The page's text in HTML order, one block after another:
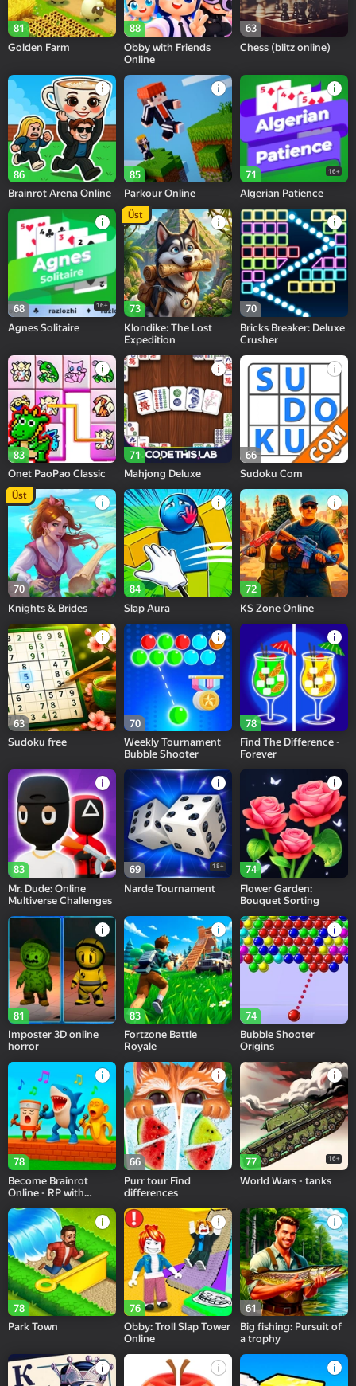
81
Golden Farm
88
Obby with Friends
Online
63
Chess (blitz online)
86
Brainrot Arena Online
85
Parkour Online
71 16+
Algerian Patience
68 16+
Agnes Solitaire
73
Üst
Klondike: The Lost
Expedition
70
Bricks Breaker: Deluxe
Crusher
83
Onet PaoPao Classic
71
Mahjong Deluxe
66
Sudoku Com
70
Üst
Knights & Brides
84
Slap Aura
72
KS Zone Online
63
Sudoku free
70
Weekly Tournament
Bubble Shooter
78
Find The Difference -
Forever
83
Mr. Dude: Online
Multiverse Challenges
69 18+
Narde Tournament
74
Flower Garden:
Bouquet Sorting
81
Imposter 3D online
horror
83
Fortzone Battle
Royale
74
Bubble Shooter
Origins
78
Become Brainrot
Online - RP with
66
Purr tour Find
differences
77 16+
World Wars - tanks
78
Park Town
76
Obby: Troll Slap Tower
Online
61
Big fishing: Pursuit of
a trophy